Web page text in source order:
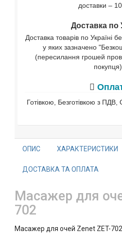
доставки –
Доставка по
Доставка товарів по Україні
у яких зазначено
(пересилання грошей
покупця).
Готівкою, Безготівкою з
ОПИС ХАРАКТЕРИСТИКИ
ДОСТАВКА ТА ОПЛАТА
Масажер для
702
Масажер для очей Zenet ZET-702